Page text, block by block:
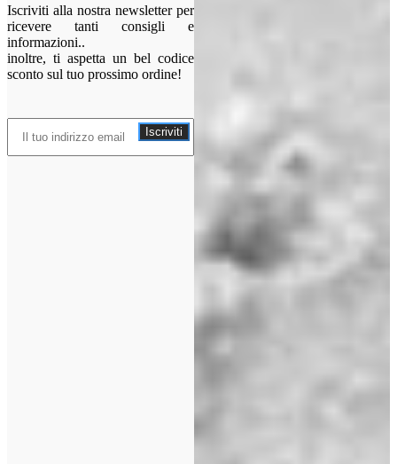
Iscriviti alla nostra newsletter per
ricevere tanti consigli e
informazioni..
inoltre, ti aspetta un bel codice
sconto sul tuo prossimo ordine!
Iscriviti